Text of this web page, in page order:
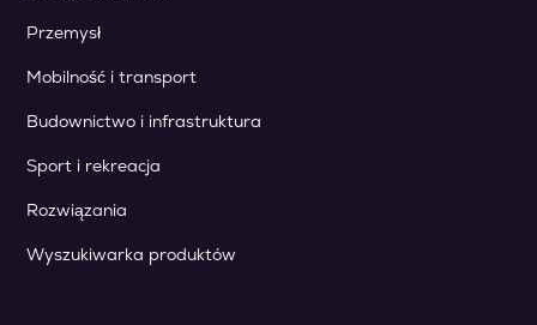
Przemysł
Mobilność i transport
Budownictwo i infrastruktura
Sport i rekreacja
Rozwiązania
Wyszukiwarka produktów